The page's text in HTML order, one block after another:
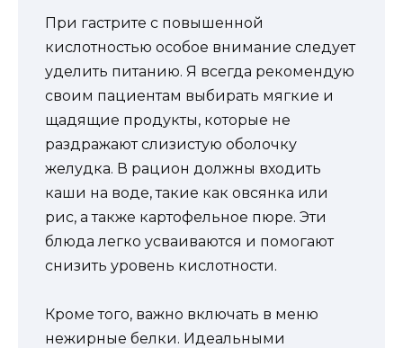
При гастрите с повышенной
кислотностью особое внимание следует
уделить питанию. Я всегда рекомендую
своим пациентам выбирать мягкие и
щадящие продукты, которые не
раздражают слизистую оболочку
желудка. В рацион должны входить
каши на воде, такие как овсянка или
рис, а также картофельное пюре. Эти
блюда легко усваиваются и помогают
снизить уровень кислотности.
Кроме того, важно включать в меню
нежирные белки. Идеальными